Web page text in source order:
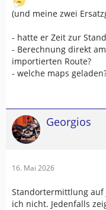
(und meine zwei
- hatte er Zeit zur
- Berechnung direkt
importierten Route?
- welche maps
Georgios
16. Mai 2026
Standortermittlung auf
ich nicht. Jedenfalls